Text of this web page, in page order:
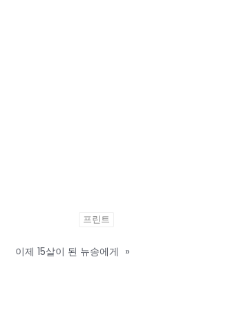
프린트
이제 15살이 된 뉴송에게 »